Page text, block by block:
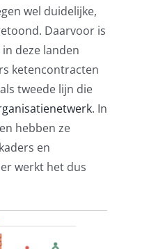
wel duidelijke,
Daarvoor is
deze landen
ketencontracten
tweede lijn die
. In
hebben ze
en
werkt het dus